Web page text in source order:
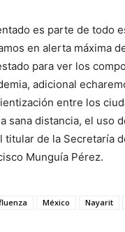
es parte de todo
en alerta máxima
para ver los
adicional
entre los
sana distancia, el uso
titular de la Secretaría
Munguía Pérez.
México Nayarit